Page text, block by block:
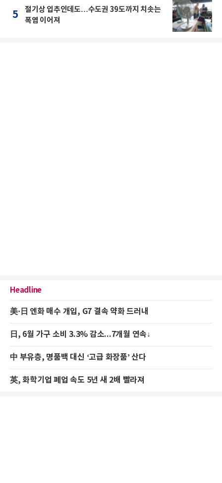
5
절기상 입추인데도…수도권 39도까지 치솟는
폭염 이어져
Headline
美·日 엔화 매수 개입, G7 결속 약화 드러내
日, 6월 가구 소비 3.3% 감소...7개월 연속↓
中 부유층, 명품백 대신 ‘고급 화장품’ 산다
英, 화학기업 폐업 속도 5년 새 2배 빨라져